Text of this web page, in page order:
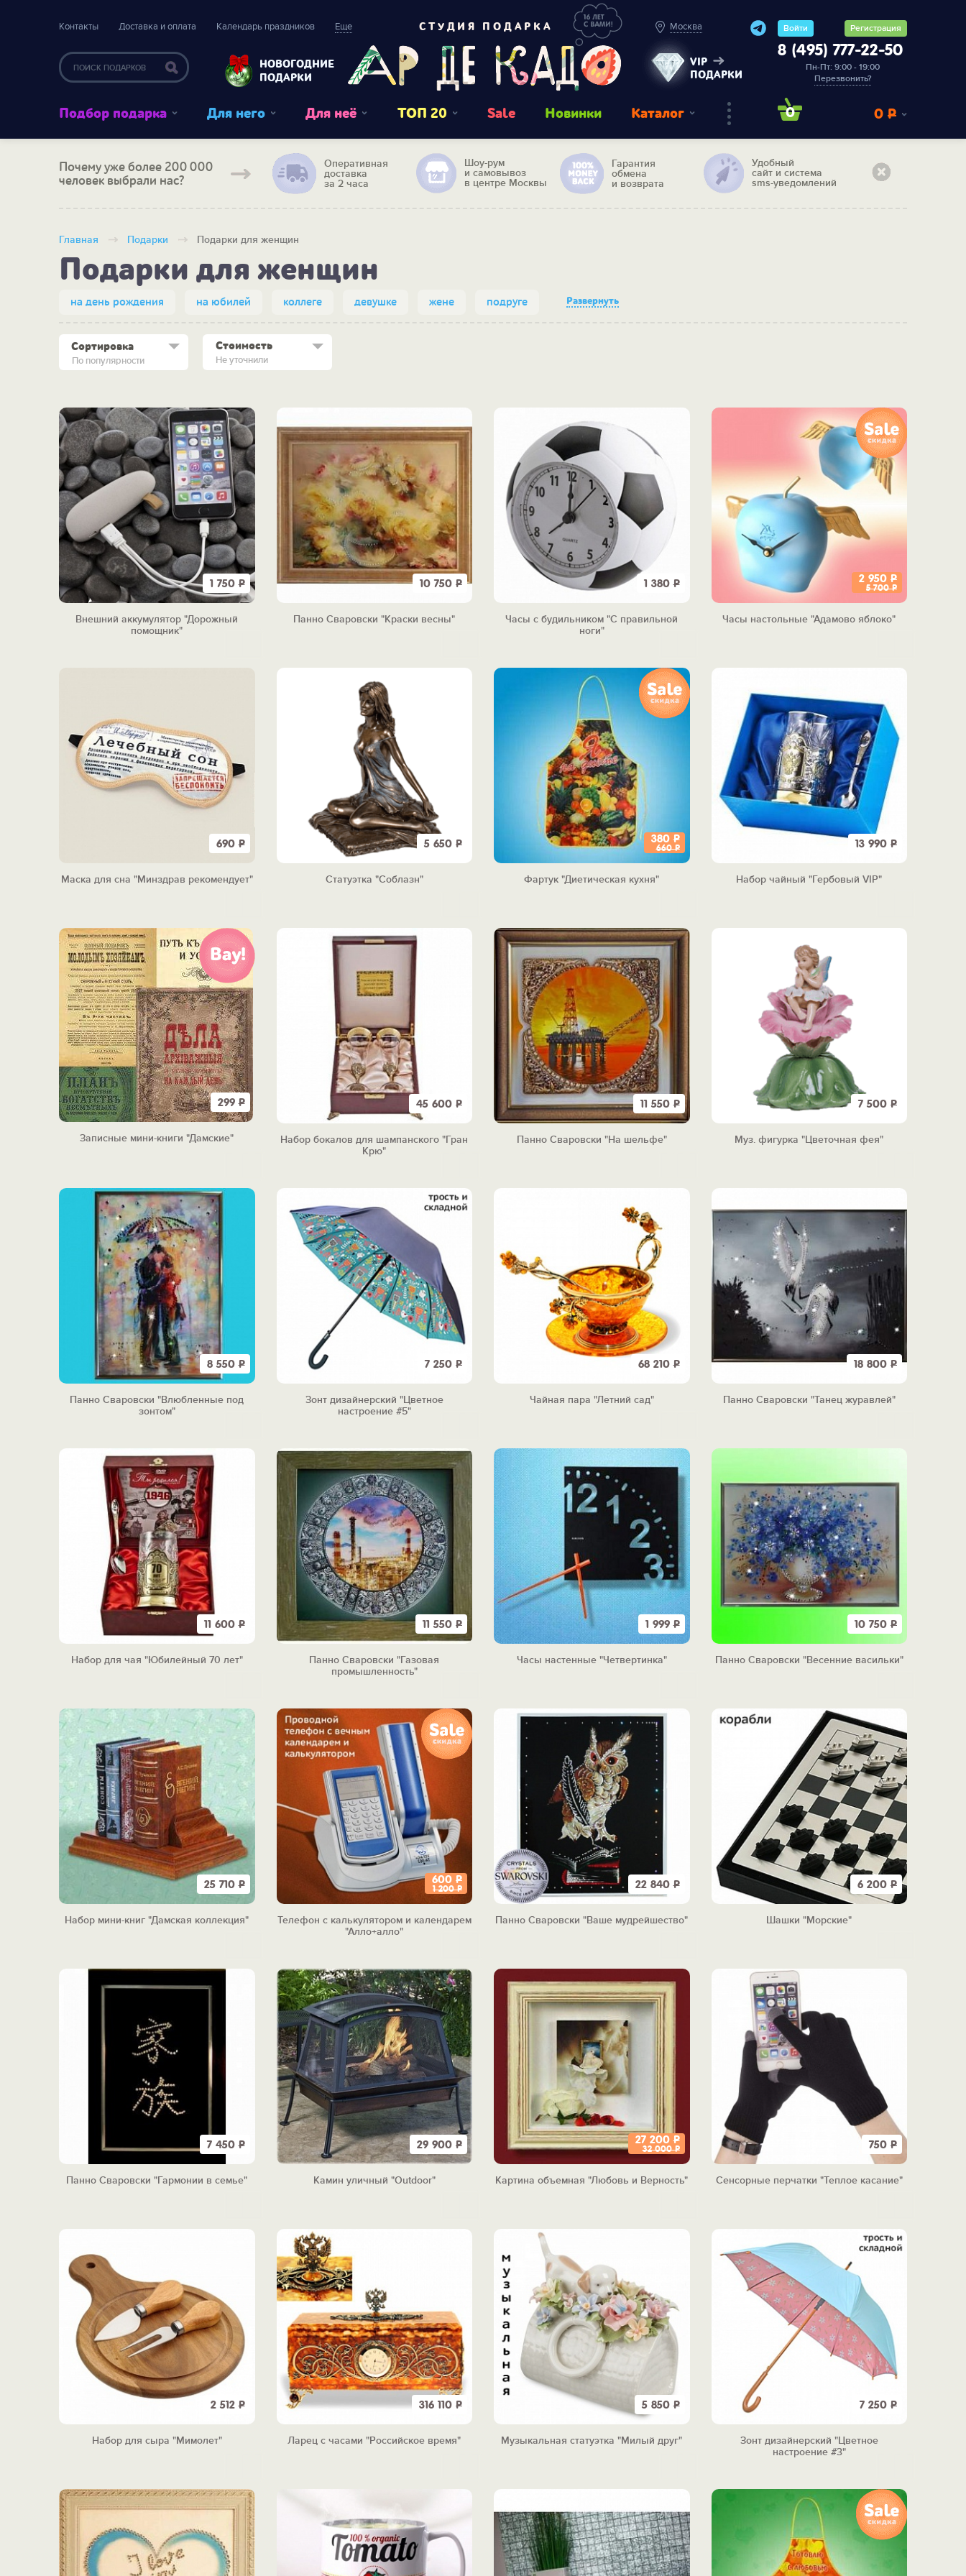
Контакты Доставка и оплата Календарь праздников Еще
НОВОГОДНИЕ
ПОДАРКИ
СТУДИЯ ПОДАРКА Москва
VIP
ПОДАРКИ
Войти Регистрация
8 (495) 777-22-50
Пн-Пт: 9:00 - 19:00
Перезвонить?
Подбор подарка Для него Для неё ТОП 20 Sale Новинки Каталог 0 0 Р
Почему уже более 200 000
человек выбрали нас?
Оперативная
доставка
за 2 часа
Шоу-рум
и самовывоз
в центре Москвы
Гарантия
обмена
и возврата
Удобный
сайт и система
sms-уведомлений
Главная Подарки Подарки для женщин
Подарки для женщин
на день рождения на юбилей коллеге девушке жене подруге Развернуть
По популярности
Сортировка Стоимость
Не уточнили
1 750Р
Внешний аккумулятор "Дорожный
помощник"
10 750 Р
Панно Сваровски "Краски весны"
1 380Р
Часы с будильником "С правильной
ноги"
2 950 Р
5 700Р
Часы настольные "Адамово яблоко"
690Р
Маска для сна "Минздрав рекомендует"
5 650 Р
Статуэтка "Соблазн"
380Р
660Р
Фартук "Диетическая кухня"
13 990 Р
Набор чайный "Гербовый VIP"
299Р
Записные мини-книги "Дамские"
45 600 Р
Набор бокалов для шампанского "Гран
Крю"
11 550Р
Панно Сваровски "На шельфе"
7 500 Р
Муз. фигурка "Цветочная фея"
8 550Р
Панно Сваровски "Влюбленные под
зонтом"
7 250 Р
Зонт дизайнерский "Цветное
настроение #5"
68 210Р
Чайная пара "Летний сад"
18 800 Р
Панно Сваровски "Танец журавлей"
11 600Р
Набор для чая "Юбилейный 70 лет"
11 550 Р
Панно Сваровски "Газовая
промышленность"
1 999Р
Часы настенные "Четвертинка"
10 750 Р
Панно Сваровски "Весенние васильки"
25 710Р
Набор мини-книг "Дамская коллекция"
600 Р
1 200Р
Телефон с калькулятором и календарем
"Алло+алло"
22 840Р
Панно Сваровски "Ваше мудрейшество"
6 200 Р
Шашки "Морские"
7 450Р
Панно Сваровски "Гармонии в семье"
29 900 Р
Камин уличный "Outdoor"
27 200Р
32 000Р
Картина объемная "Любовь и Верность"
750 Р
Сенсорные перчатки "Теплое касание"
2 512Р
Набор для сыра "Мимолет"
316 110 Р
Ларец с часами "Российское время"
5 850Р
Музыкальная статуэтка "Милый друг"
7 250 Р
Зонт дизайнерский "Цветное
настроение #3"